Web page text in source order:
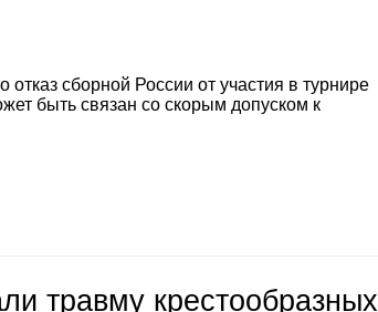
сборной России от участия в турнире
быть связан со скорым допуском к
травму крестообразных